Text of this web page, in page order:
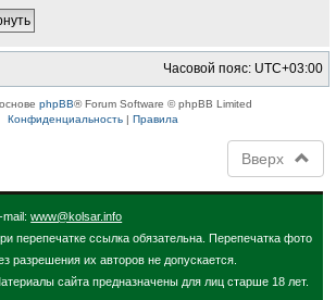
Часовой пояс: UTC+03:00
phpBB® Forum Software © phpBB Limited
Конфиденциальность| Правила
Вверх
mail:www@kolsar.info
перепечатке ссылка обязательна. Перепечатка фото
разрешения их авторов не допускается.
сайта предназначены для лиц старше 18 лет.